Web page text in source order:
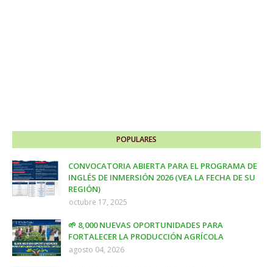
POPULARES
CONVOCATORIA ABIERTA PARA EL PROGRAMA DE
INGLÉS DE INMERSIÓN 2026 (VEA LA FECHA DE SU
REGIÓN)
octubre 17, 2025
🌱 8,000 NUEVAS OPORTUNIDADES PARA
FORTALECER LA PRODUCCIÓN AGRÍCOLA
agosto 04, 2026